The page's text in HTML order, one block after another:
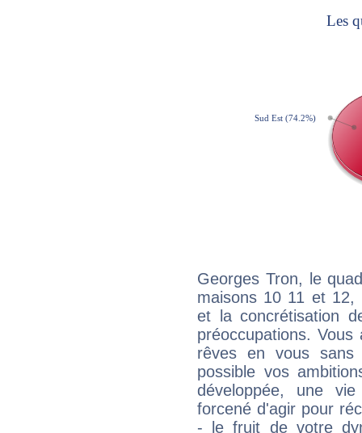
Georges Tron, le
maisons 10 11 et 12,
et la concrétisation
préoccupations.
rêves en vous sans
possible vos
développée, une
forcené d'agir pour
- le fruit de votre